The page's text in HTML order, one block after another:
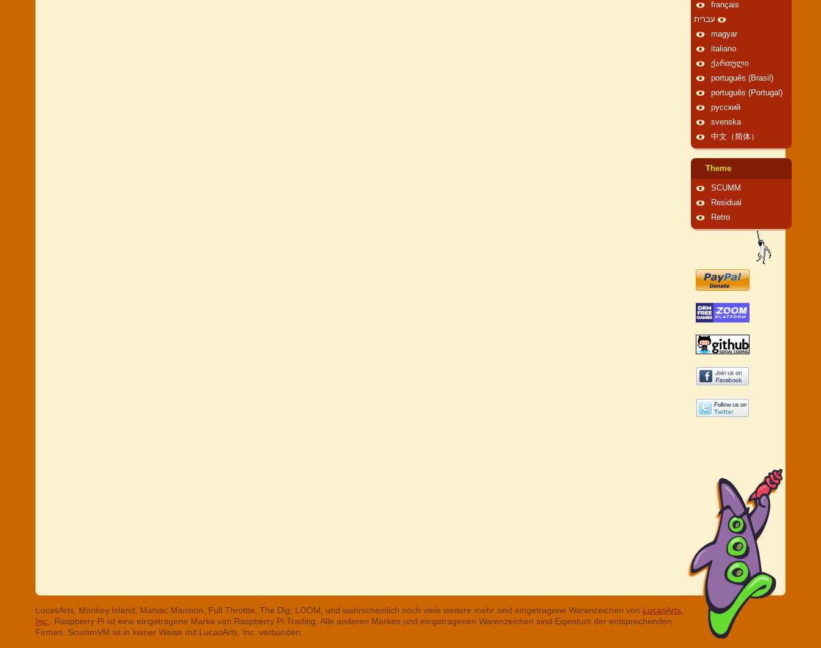
français
עברית
magyar
italiano
ქართული
português (Brasil)
português (Portugal)
русский
svenska
中文（简体）
Theme
SCUMM
Residual
Retro
LucasArts, Monkey Island, Maniac Mansion, Full Throttle, The Dig, LOOM, und wahrscheinlich noch viele weitere mehr sind eingetragene Warenzeichen von LucasArts,
Inc.
. Raspberry Pi ist eine eingetragene Marke von Raspberry Pi Trading. Alle anderen Marken und eingetragenen Warenzeichen sind Eigentum der entsprechenden
Firmen. ScummVM ist in keiner Weise mit LucasArts, Inc. verbunden.